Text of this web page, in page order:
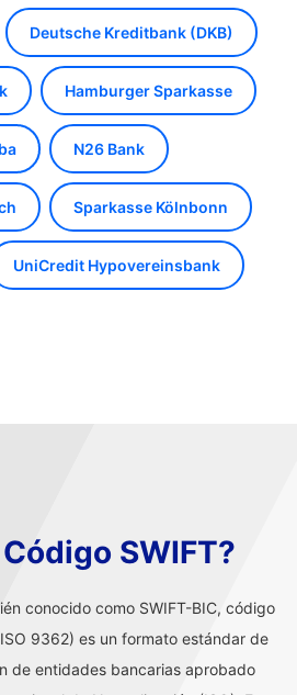
Deutsche Kreditbank (DKB)
Hamburger Sparkasse
N26 Bank
Sparkasse Kölnbonn
UniCredit Hypovereinsbank
SWIFT?
conocido como SWIFT-BIC, código
9362) es un formato estándar de
de entidades bancarias aprobado